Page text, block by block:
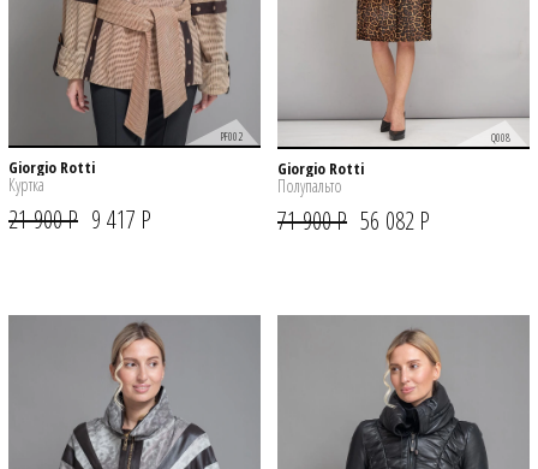
PF002
Giorgio Rotti
Куртка
21 900 Р 9 417 Р
Q008
Giorgio Rotti
Полупальто
71 900 Р 56 082 Р